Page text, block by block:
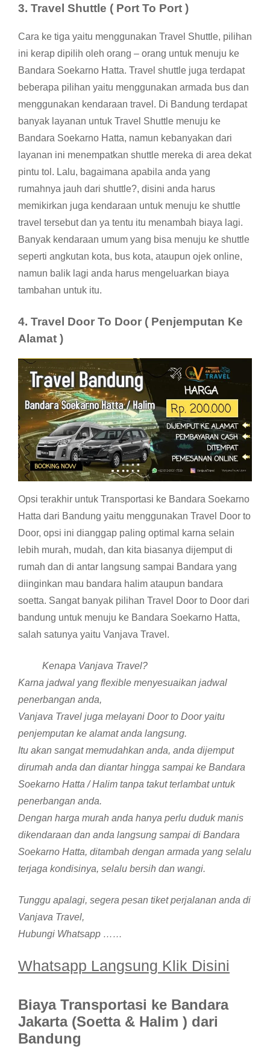
3. Travel Shuttle ( Port To Port )
Cara ke tiga yaitu menggunakan Travel Shuttle, pilihan
ini kerap dipilih oleh orang – orang untuk menuju ke
Bandara Soekarno Hatta. Travel shuttle juga terdapat
beberapa pilihan yaitu menggunakan armada bus dan
menggunakan kendaraan travel. Di Bandung terdapat
banyak layanan untuk Travel Shuttle menuju ke
Bandara Soekarno Hatta, namun kebanyakan dari
layanan ini menempatkan shuttle mereka di area dekat
pintu tol. Lalu, bagaimana apabila anda yang
rumahnya jauh dari shuttle?, disini anda harus
memikirkan juga kendaraan untuk menuju ke shuttle
travel tersebut dan ya tentu itu menambah biaya lagi.
Banyak kendaraan umum yang bisa menuju ke shuttle
seperti angkutan kota, bus kota, ataupun ojek online,
namun balik lagi anda harus mengeluarkan biaya
tambahan untuk itu.
4. Travel Door To Door ( Penjemputan Ke
Alamat )
Opsi terakhir untuk Transportasi ke Bandara Soekarno
Hatta dari Bandung yaitu menggunakan Travel Door to
Door, opsi ini dianggap paling optimal karna selain
lebih murah, mudah, dan kita biasanya dijemput di
rumah dan di antar langsung sampai Bandara yang
diinginkan mau bandara halim ataupun bandara
soetta. Sangat banyak pilihan Travel Door to Door dari
bandung untuk menuju ke Bandara Soekarno Hatta,
salah satunya yaitu Vanjava Travel.
Kenapa Vanjava Travel?
Karna jadwal yang flexible menyesuaikan jadwal
penerbangan anda,
Vanjava Travel juga melayani Door to Door yaitu
penjemputan ke alamat anda langsung.
Itu akan sangat memudahkan anda, anda dijemput
dirumah anda dan diantar hingga sampai ke Bandara
Soekarno Hatta / Halim tanpa takut terlambat untuk
penerbangan anda.
Dengan harga murah anda hanya perlu duduk manis
dikendaraan dan anda langsung sampai di Bandara
Soekarno Hatta, ditambah dengan armada yang selalu
terjaga kondisinya, selalu bersih dan wangi.
Tunggu apalagi, segera pesan tiket perjalanan anda di
Vanjava Travel,
Hubungi Whatsapp ……
Whatsapp Langsung Klik Disini
Biaya Transportasi ke Bandara
Jakarta (Soetta & Halim ) dari
Bandung